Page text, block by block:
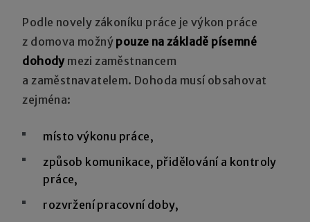
Podle novely zákoníku práce je výkon práce
z domova možný pouze na základě písemné
dohody mezi zaměstnancem
a zaměstnavatelem. Dohoda musí obsahovat
zejména:
místo výkonu práce,
způsob komunikace, přidělování a kontroly
práce,
rozvržení pracovní doby,